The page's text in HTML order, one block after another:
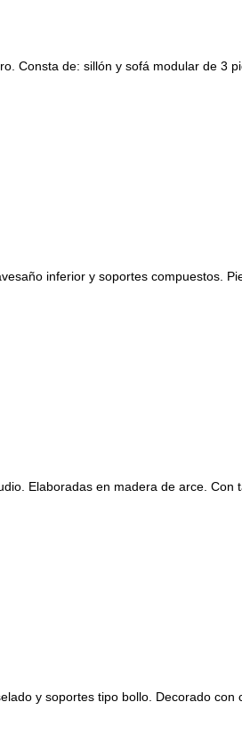
Consta de: sillón y sofá modular de 3
inferior y soportes compuestos.
Elaboradas en madera de arce. Con
y soportes tipo bollo. Decorado con